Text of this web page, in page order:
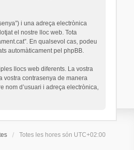
i una adreça electrònica
el nostre lloc web. Tota
En qualsevol cas, podeu
automàticament pel phpBB.
llocs web diferents. La vostra
vostra contrasenya de manera
nom d’usuari i adreça electrònica,
Totes les hores són UTC+02:00